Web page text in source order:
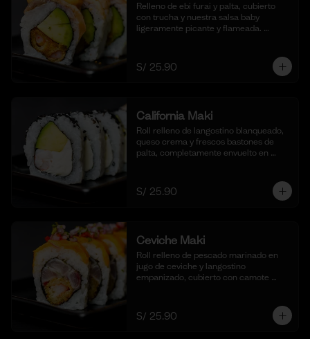
Relleno de ebi furai y palta, cubierto
con trucha y nuestra salsa baby
ligeramente picante y flameada.
S/ 25.90
California Maki
Roll relleno de langostino blanqueado,
queso crema y frescos bastones de
palta, completamente envuelto en
salsa shoyu. (10 cortes).
S/ 25.90
Ceviche Maki
Roll relleno de pescado marinado en
jugo de ceviche y langostino
empanizado, cubierto con camote
S/ 25.90